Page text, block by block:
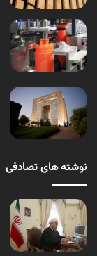
نوشته های تصادفی